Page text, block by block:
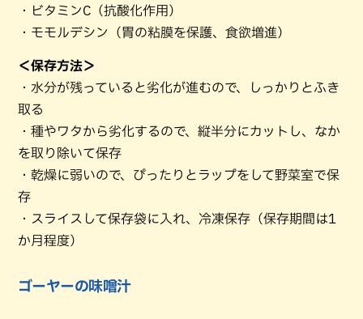
・ビタミンC（抗酸化作用）
・モモルデシン（胃の粘膜を保護、食欲増進）
＜保存方法＞
・水分が残っていると劣化が進むので、しっかりとふき
取る
・種やワタから劣化するので、縦半分にカットし、なか
を取り除いて保存
・乾燥に弱いので、ぴったりとラップをして野菜室で保
存
・スライスして保存袋に入れ、冷凍保存（保存期間は1
か月程度）
ゴーヤーの味噌汁